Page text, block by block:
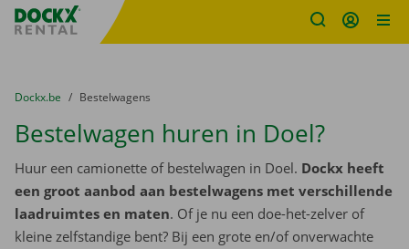
Fratello DEMO
U bevindt zich hier:
van
Dockx.be naar
Bestelwagens
Bestelwagen huren in Doel?
Huur een camionette of bestelwagen in Doel. Dockx heeft
een groot aanbod aan bestelwagens met verschillende
laadruimtes en maten. Of je nu een doe-het-zelver of
kleine zelfstandige bent? Bij een grote en/of onverwachte